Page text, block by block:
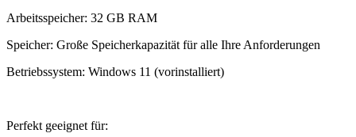
Arbeitsspeicher: 32 GB RAM
Speicher: Große Speicherkapazität für alle Ihre Anforderungen
Betriebssystem: Windows 11 (vorinstalliert)
Perfekt geeignet für: